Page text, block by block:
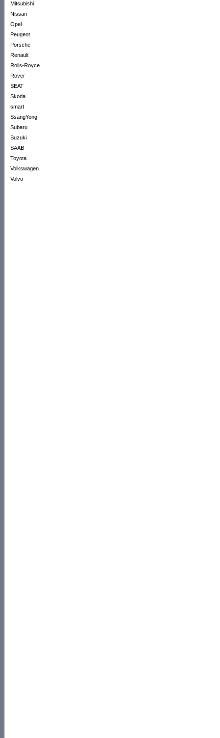
Mitsubishi
Nissan
Opel
Peugeot
Porsche
Renault
Rolls-Royce
Rover
SEAT
Skoda
smart
SsangYong
Subaru
Suzuki
SAAB
Toyota
Volkswagen
Volvo